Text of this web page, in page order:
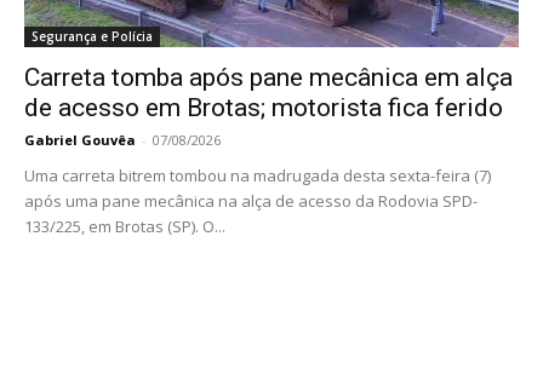
Segurança e Polícia
Carreta tomba após pane mecânica em alça
de acesso em Brotas; motorista fica ferido
Gabriel Gouvêa - 07/08/2026
Uma carreta bitrem tombou na madrugada desta sexta-feira (7)
após uma pane mecânica na alça de acesso da Rodovia SPD-
133/225, em Brotas (SP). O...